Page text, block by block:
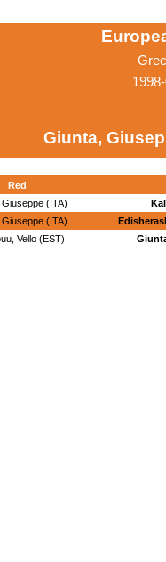
Giunta,
Red
(ITA)
(ITA)
Vello (EST)